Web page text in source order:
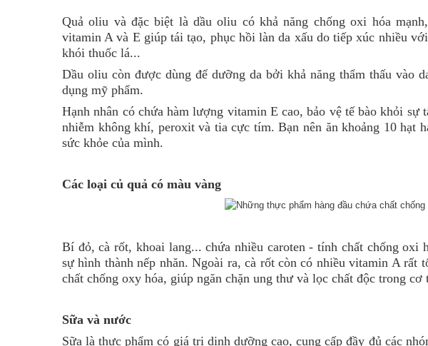
Quả oliu và đặc biệt là dầu oliu có khả năng chống oxi hóa
vitamin A và E giúp tái tạo, phục hồi làn da xấu do tiếp xúc nhiều
khói thuốc lá...
Dầu oliu còn được dùng để dưỡng da bởi khả năng thẩm thấu vào
dụng mỹ phẩm.
Hạnh nhân có chứa hàm lượng vitamin E cao, bảo vệ tế bào khỏi sự
nhiễm không khí, peroxit và tia cực tím. Bạn nên ăn khoảng 10 hạt
sức khỏe của mình.
Các loại củ quả có màu vàng
Bí đỏ, cà rốt, khoai lang... chứa nhiều caroten - tính chất chống oxi
sự hình thành nếp nhăn. Ngoài ra, cà rốt còn có nhiều vitamin A rất
chất chống oxy hóa, giúp ngăn chặn ung thư và lọc chất độc trong cơ
Sữa và nước
Sữa là thực phẩm có giá trị dinh dưỡng cao, cung cấp đầy đủ các